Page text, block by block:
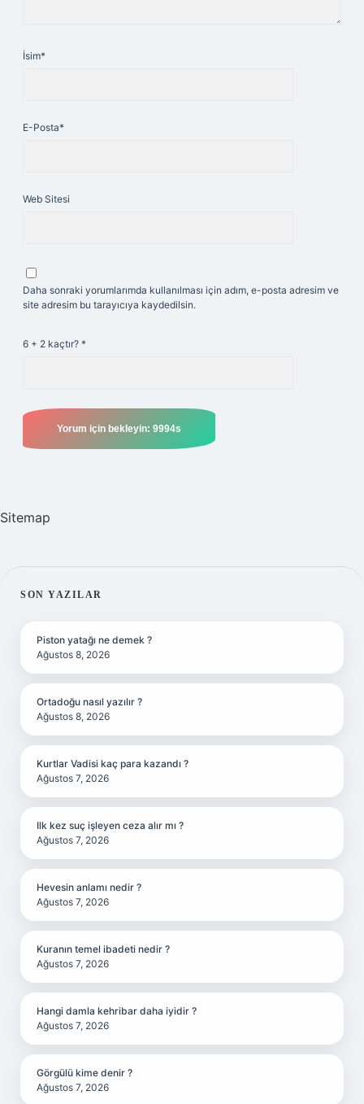
İsim*
E-Posta*
Web Sitesi
Daha sonraki yorumlarımda kullanılması için adım, e-posta adresim ve
site adresim bu tarayıcıya kaydedilsin.
6 + 2 kaçtır? *
Sitemap
SIDEBAR
SON YAZILAR
Piston yatağı ne demek ?
Ağustos 8, 2026
Ortadoğu nasıl yazılır ?
Ağustos 8, 2026
Kurtlar Vadisi kaç para kazandı ?
Ağustos 7, 2026
Ilk kez suç işleyen ceza alır mı ?
Ağustos 7, 2026
Hevesin anlamı nedir ?
Ağustos 7, 2026
Kuranın temel ibadeti nedir ?
Ağustos 7, 2026
Hangi damla kehribar daha iyidir ?
Ağustos 7, 2026
Görgülü kime denir ?
Ağustos 7, 2026